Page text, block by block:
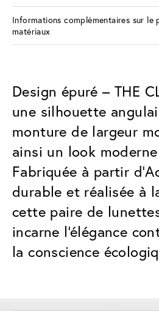
Informations complémentaires sur le
matériaux
Design épuré – THE
une silhouette
monture de largeur
ainsi un look
Fabriquée à partir
durable et réalisée à
cette paire de
incarne l'élégance
la conscience